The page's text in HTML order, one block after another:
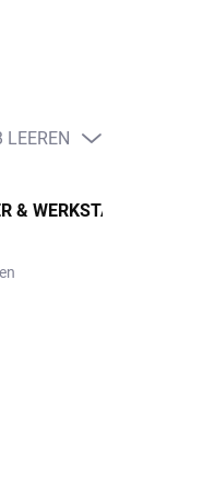
LEEREN
& WERKSTATT